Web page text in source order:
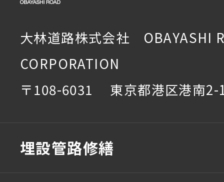
大林道路株式会社 OBAYASHI
CORPORATION
〒108-6031 東京都港区港南2-
埋設管路修繕